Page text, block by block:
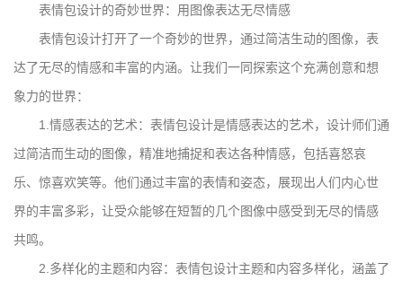
表情包设计的奇妙世界：用图像表达无尽情感
表情包设计打开了一个奇妙的世界，通过简洁生动的图像，表
达了无尽的情感和丰富的内涵。让我们一同探索这个充满创意和想
象力的世界：
1.情感表达的艺术：表情包设计是情感表达的艺术，设计师们通
过简洁而生动的图像，精准地捕捉和表达各种情感，包括喜怒哀
乐、惊喜欢笑等。他们通过丰富的表情和姿态，展现出人们内心世
界的丰富多彩，让受众能够在短暂的几个图像中感受到无尽的情感
共鸣。
2.多样化的主题和内容：表情包设计主题和内容多样化，涵盖了